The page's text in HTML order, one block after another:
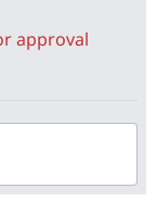
approval